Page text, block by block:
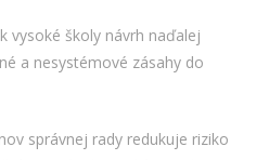
vysoké školy návrh naďalej
a nesystémové zásahy do
správnej rady redukuje riziko